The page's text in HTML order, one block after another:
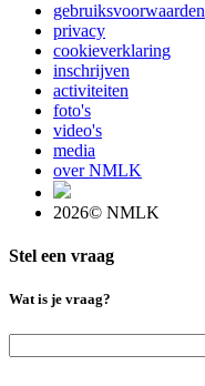
gebruiksvoorwaarden
privacy
cookieverklaring
inschrijven
activiteiten
foto's
video's
media
over NMLK
2026© NMLK
Stel een vraag
Wat is je vraag?